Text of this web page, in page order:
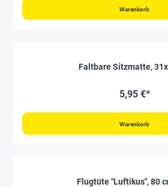
Warenkorb
Faltbare Sitzmatte,
5,95 €*
Warenkorb
Flugtüte "Luftikus", 80